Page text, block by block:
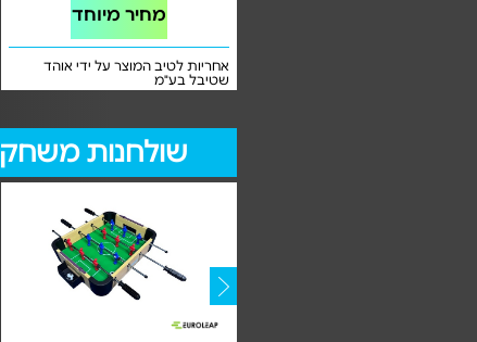
מחיר מיוחד
אחריות לטיב המוצר על ידי אוהד
שטיבל בע"מ
שולחנות משחק